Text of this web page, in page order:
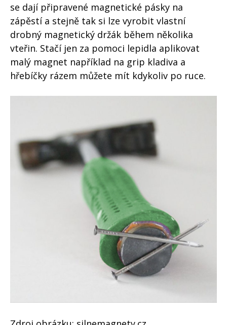
se dají připravené magnetické pásky na
zápěstí a stejně tak si lze vyrobit vlastní
drobný magnetický držák během několika
vteřin. Stačí jen za pomoci lepidla aplikovat
malý magnet například na grip kladiva a
hřebíčky rázem můžete mít kdykoliv po ruce.